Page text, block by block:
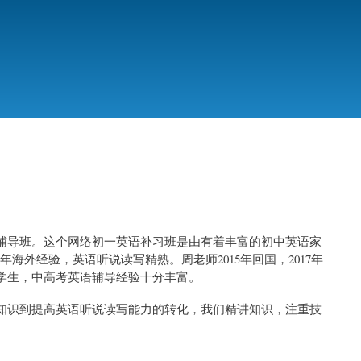
班。这个网络初一英语补习班是由有着丰富的初中英语家
外经验，英语听说读写精熟。周老师2015年回国，2017年
，中高考英语辅导经验十分丰富。
到提高英语听说读写能力的转化，我们精讲知识，注重技